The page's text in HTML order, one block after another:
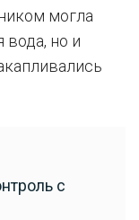
могла
вода, но и
с